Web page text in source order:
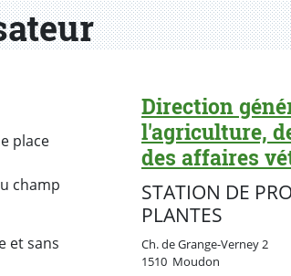
place
champ
et sans
Direction
l'agriculture,
des affaires
STATION DE
PLANTES
Ch. de Grange-Verney 2
1510 Moudon